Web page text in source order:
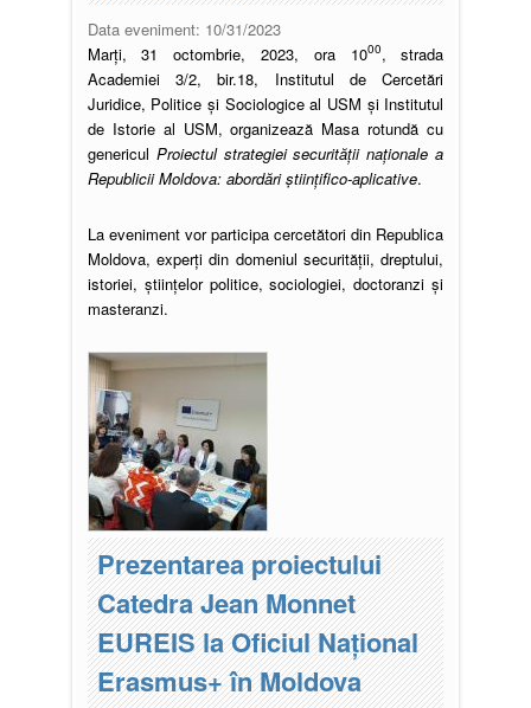
Data eveniment: 10/31/2023
Marți, 31 octombrie, 2023, ora 1000, strada
Academiei 3/2, bir.18, Institutul de Cercetări
Juridice, Politice și Sociologice al USM și Institutul
de Istorie al USM, organizează Masa rotundă cu
genericul Proiectul strategiei securității naționale a
Republicii Moldova: abordări științifico-aplicative.
La eveniment vor participa cercetători din Republica
Moldova, experţi din domeniul securității, dreptului,
istoriei, ştiinţelor politice, sociologiei, doctoranzi şi
masteranzi.
Prezentarea proiectului
Catedra Jean Monnet
EUREIS la Oficiul Național
Erasmus+ în Moldova